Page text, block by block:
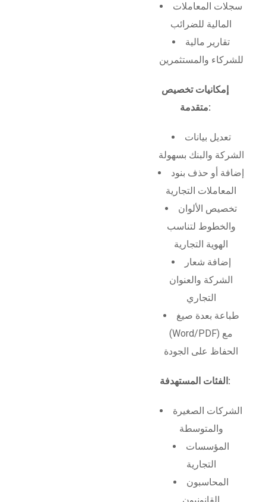
سجلات المعاملات
المالية للضرائب
تقارير مالية
للشركاء والمستثمرين
إمكانيات تخصيص
متقدمة:
تعديل بيانات
الشركة والبنك بسهولة
إضافة أو حذف بنود
المعاملات التجارية
تخصيص الألوان
والخطوط لتناسب
الهوية التجارية
إضافة شعار
الشركة والعنوان
التجاري
طباعة بعدة صيغ
(Word/PDF) مع
الحفاظ على الجودة
الفئات المستهدفة:
الشركات الصغيرة
والمتوسطة
المؤسسات
التجارية
المحاسبون